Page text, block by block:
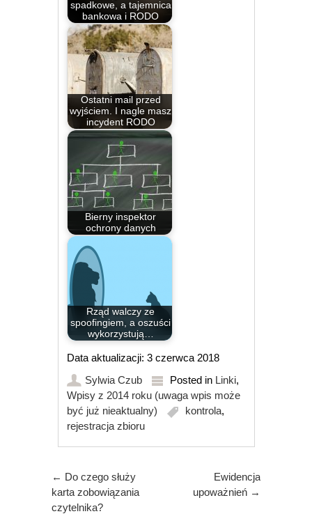
spadkowe, a tajemnica
bankowa i RODO
Ostatni mail przed
wyjściem. I nagle masz
incydent RODO
Bierny inspektor
ochrony danych
Rząd walczy ze
spoofingiem, a oszuści
wykorzystują…
Data aktualizacji: 3 czerwca 2018
Sylwia Czub
Posted in Linki,
Wpisy z 2014 roku (uwaga wpis może
być już nieaktualny)
kontrola,
rejestracja zbioru
Post navigation
← Do czego służy
karta zobowiązania
czytelnika?
Ewidencja
upoważnień →